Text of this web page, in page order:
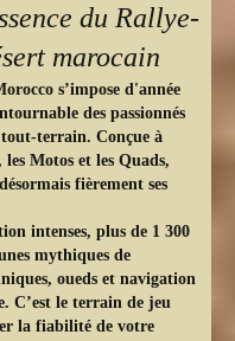
du Rallye-
marocain
s’impose d'année
des passionnés
terrain. Conçue à
Motos et les Quads,
fièrement ses
intenses, plus de 1 300
mythiques de
oueds et navigation
C’est le terrain de jeu
la fiabilité de votre